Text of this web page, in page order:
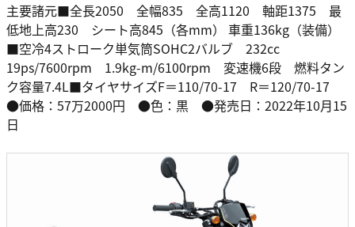
主要諸元■全長2050 全幅835 全高1120 軸距1375 最
低地上高230 シート高845（各mm） 車重136kg（装備）
■空冷4ストローク単気筒SOHC2バルブ 232cc
19ps/7600rpm 1.9kg-m/6100rpm 変速機6段 燃料タン
ク容量7.4L■タイヤサイズF＝110/70-17 R＝120/70-17
●価格：57万2000円 ●色：黒 ●発売日：2022年10月15
日